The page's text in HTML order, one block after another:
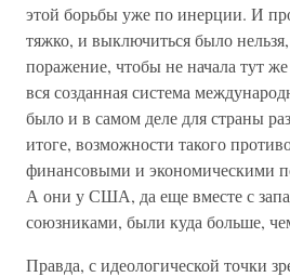
этой борьбы уже по инерции. И
тяжко, и выключиться было
поражение, чтобы не начала тут
вся созданная система
было и в самом деле для страны
итоге, возможности такого
финансовыми и экономическими
А они у США, да еще вместе с
союзниками, были куда больше,
Правда, с идеологической точки